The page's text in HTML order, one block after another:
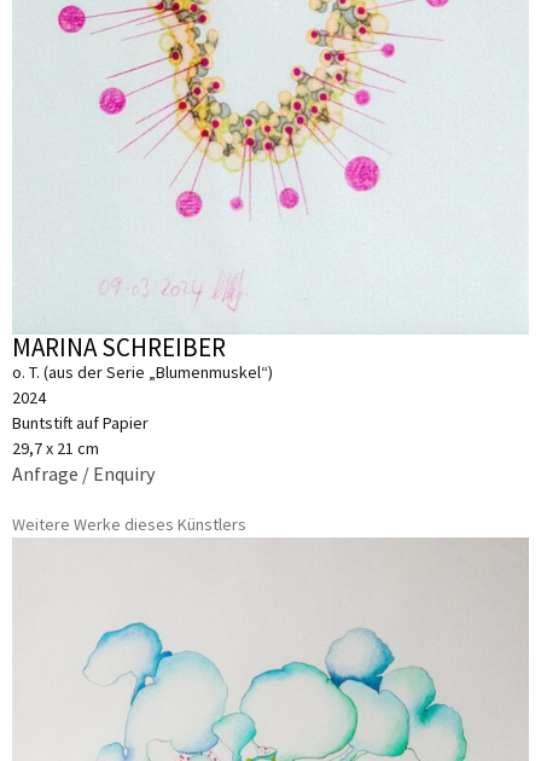
MARINA SCHREIBER
o. T. (aus der Serie „Blumenmuskel“)
2024
Buntstift auf Papier
29,7 x 21 cm
Anfrage / Enquiry
Weitere Werke dieses Künstlers